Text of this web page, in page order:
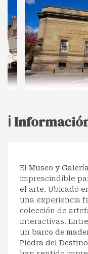
ℹ️
El Museo y
imprescindible
el arte. Ubicado
una experiencia
colección de
interactivas.
un barco de
Piedra del Destino